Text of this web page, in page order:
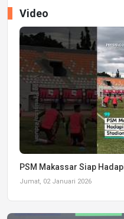
Video
PSM Makassar Siap
Jumat, 02 Januari 2026